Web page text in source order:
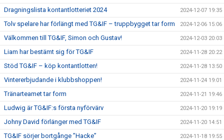
Dragningslista kontantlotteriet 2024 2024-12-07 19:35
Tolv spelare har förlängt med TG&IF – truppbygget tar form 2024-12-06 15:06
Välkommen till TG&IF, Simon och Gustav! 2024-12-03 20:03
Liam har bestämt sig för TG&IF 2024-11-28 20:22
Stöd TG&IF – köp kontantlotten! 2024-11-28 13:50
Vintererbjudande i klubbshoppen! 2024-11-24 19:01
Tränarteamet tar form 2024-11-21 19:46
Ludwig är TG&IF:s första nyförvärv 2024-11-20 19:19
Johny David förlänger med TG&IF 2024-11-20 14:51
TG&IF sörjer bortgånge ”Hacke” 2024-11-18 19:55